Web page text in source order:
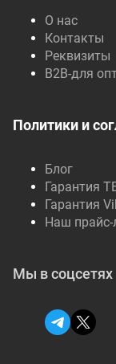
О нас
Контакты
Реквизиты
B2B-для
Политики и
Блог
Гарантия
Гарантия
Наш прайс-
Мы в соцсетях